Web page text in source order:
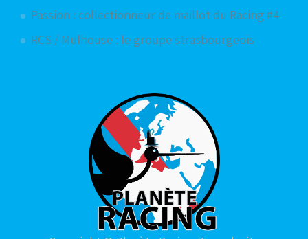
Passion : collectionneur de maillot du Racing #4
RCS / Mulhouse : le groupe strasbourgeois